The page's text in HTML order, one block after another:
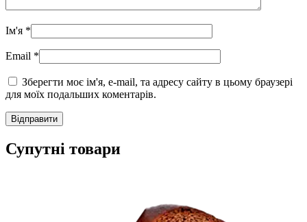
Ім'я *
Email *
Зберегти моє ім'я, e-mail, та адресу сайту в цьому браузері
для моїх подальших коментарів.
Супутні товари